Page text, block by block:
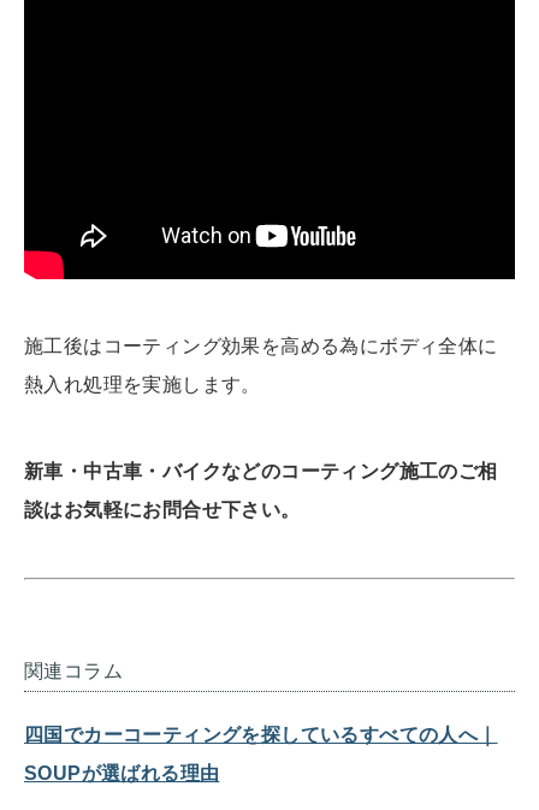
施工後はコーティング効果を高める為にボディ全体に
熱入れ処理を実施します。
新車・中古車・バイクなどのコーティング施工のご相
談はお気軽にお問合せ下さい。
関連コラム
四国でカーコーティングを探しているすべての人へ｜
SOUPが選ばれる理由